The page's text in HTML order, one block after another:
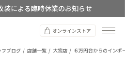
装による臨時休業のお知らせ
ディースオーダースーツ
オンラインストア
フブログ 店舗一覧 大宮店 ６万円台からのインポ